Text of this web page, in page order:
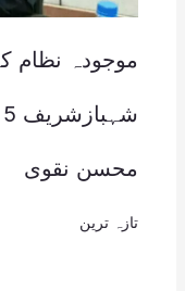
موجودہ نظام
محسن نقوی
تازہ ترین